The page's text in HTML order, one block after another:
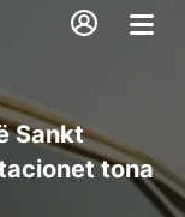
Sankt
tona